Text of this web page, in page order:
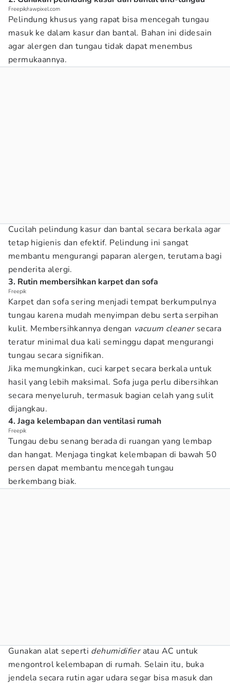
Freepik/rawpixel.com
Pelindung khusus yang rapat bisa mencegah tungau
masuk ke dalam kasur dan bantal. Bahan ini didesain
agar alergen dan tungau tidak dapat menembus
permukaannya.
Cucilah pelindung kasur dan bantal secara berkala agar
tetap higienis dan efektif. Pelindung ini sangat
membantu mengurangi paparan alergen, terutama bagi
penderita alergi.
3. Rutin membersihkan karpet dan sofa
Freepik
Karpet dan sofa sering menjadi tempat berkumpulnya
tungau karena mudah menyimpan debu serta serpihan
kulit. Membersihkannya dengan vacuum cleanersecara
teratur minimal dua kali seminggu dapat mengurangi
tungau secara signifikan.
Jika memungkinkan, cuci karpet secara berkala untuk
hasil yang lebih maksimal. Sofa juga perlu dibersihkan
secara menyeluruh, termasuk bagian celah yang sulit
dijangkau.
4. Jaga kelembapan dan ventilasi rumah
Freepik
Tungau debu senang berada di ruangan yang lembap
dan hangat. Menjaga tingkat kelembapan di bawah 50
persen dapat membantu mencegah tungau
berkembang biak.
Gunakan alat seperti dehumidifieratau AC untuk
mengontrol kelembapan di rumah. Selain itu, buka
jendela secara rutin agar udara segar bisa masuk dan